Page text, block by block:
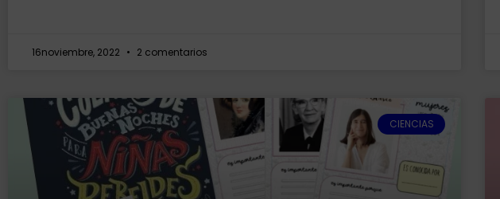
16noviembre, 2022 2 comentarios
CIENCIAS